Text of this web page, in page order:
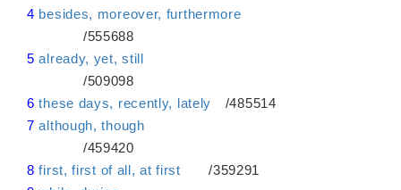
4 besides, moreover, furthermore
/555688
5 already, yet, still
/509098
6 these days, recently, lately /485514
7 although, though
/459420
8 first, first of all, at first /359291